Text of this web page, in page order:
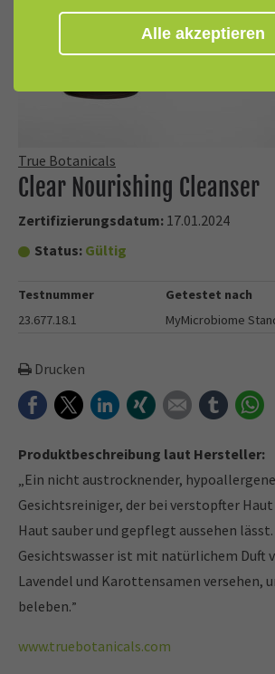
True Botanicals
Clear Nourishing Cleanser
Zertifizierungsdatum: 17.01.2024
Status: Gültig
Testnummer
23.677.18.1
Getestet nach
MyMicrobiome
Drucken
FacebookTwitterLinkedInXing E-mail tumblr
Produktbeschreibung laut Hersteller:
„Ein nicht austrocknender,
Gesichtsreiniger, der bei verstopfter
Haut sauber und gepflegt aussehen
Gesichtswasser ist mit natürlichem Duft
Lavendel und Karottensamen versehen,
beleben.”
www.truebotanicals.com